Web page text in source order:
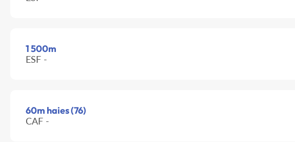
1 500m
ESF -
60m haies (76)
CAF -